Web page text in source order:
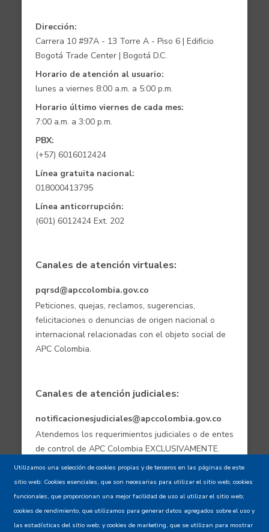
Dirección:
Carrera 10 #97A - 13 Torre A - Piso 6 | Edificio
Bogotá Trade Center | Bogotá D.C.
Horario de atención al usuario:
lunes a viernes 8:00 a.m. a 5:00 p.m.
Horario último viernes de cada mes:
7:00 a.m. a 3:00 p.m.
PBX:
(+57) 6016012424
Línea gratuita nacional:
018000413795
Línea anticorrupción:
(601) 6012424 Ext. 202
Canales de atención virtuales:
pqrsd@apccolombia.gov.co
Peticiones, quejas, reclamos, sugerencias,
felicitaciones o denuncias de origen nacional o
internacional relacionadas con el objeto social de
APC Colombia.
Canales de atención judiciales:
notificacionesjudiciales@apccolombia.gov.co
Atendemos los requerimientos judiciales o de entes
de control de APC Colombia EXCLUSIVAMENTE.
Aviso de confidencialidad - Política de
privacidad y Condiciones de uso
Utilizamos una selección de cookies propias y de terceros en las páginas de este
sitio web: Cookies esenciales, que son necesarias para utilizar el sitio web; cookies
funcionales, que proporcionan una mejor facilidad de uso al utilizar el sitio web;
cookies de rendimiento, que utilizamos para generar datos agregados sobre el uso y
las estadísticas del sitio web; y cookies de marketing, que se utilizan para mostrar